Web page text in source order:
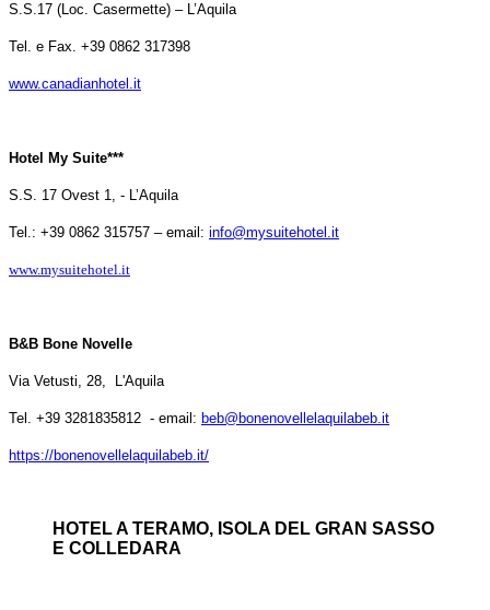
S.S.17 (Loc. Casermette) – L’Aquila
Tel. e Fax. +39 0862 317398
www.canadianhotel.it
Hotel My Suite***
S.S. 17 Ovest 1, - L’Aquila
Tel.: +39 0862 315757 – email: info@mysuitehotel.it
www.mysuitehotel.it
B&B Bone Novelle
Via Vetusti, 28, L'Aquila
Tel. +39 3281835812 - email: beb@bonenovellelaquilabeb.it
https://bonenovellelaquilabeb.it/
HOTEL A TERAMO, ISOLA DEL GRAN SASSO
E COLLEDARA